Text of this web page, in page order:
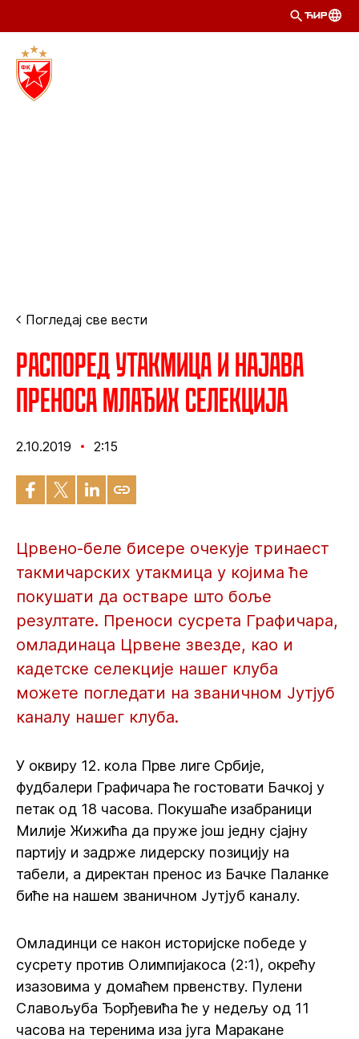
ЋИР
Погледај све вести
Распоред утакмица и најава
преноса млађих селекција
2.10.2019 2:15
Црвено-беле бисере очекује тринаест
такмичарских утакмица у којима ће
покушати да остваре што боље
резултате. Преноси сусрета Графичара,
омладинаца Црвене звезде, као и
кадетске селекције нашег клуба
можете погледати на званичном Јутјуб
каналу нашег клуба.
У оквиру 12. кола Прве лиге Србије,
фудбалери Графичара ће гостовати Бачкој у
петак од 18 часова. Покушаће изабраници
Милије Жижића да пруже још једну сјајну
партију и задрже лидерску позицију на
табели, а директан пренос из Бачке Паланке
биће на нашем званичном Јутјуб каналу.
Омладинци се након историјске победе у
сусрету против Олимпијакоса (2:1), окрећу
изазовима у домаћем првенству. Пулени
Славољуба Ђорђевића ће у недељу од 11
часова на теренима иза југа Маракане